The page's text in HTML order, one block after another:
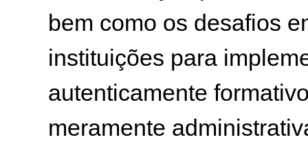
bem como os desafios
instituições para
autenticamente
meramente